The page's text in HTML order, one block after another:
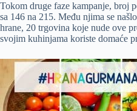
Tokom druge faze kampanje, broj
sa 146 na 215. Među njima se
hrane, 20 trgovina koje nude ove
svojim kuhinjama koriste domaće